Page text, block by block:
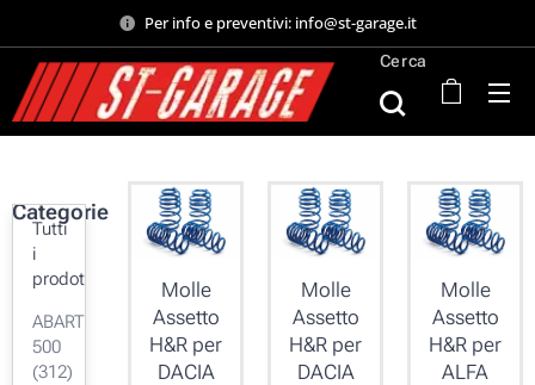
Per info e preventivi: info@st-garage.it
Cerca
Categorie
Tutti
i
prodotti
ABARTH
500
(312)
Molle
Assetto
H&R per
DACIA
Molle
Assetto
H&R per
DACIA
Molle
Assetto
H&R per
ALFA